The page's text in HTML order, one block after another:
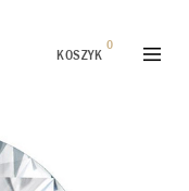
KOSZYK
0